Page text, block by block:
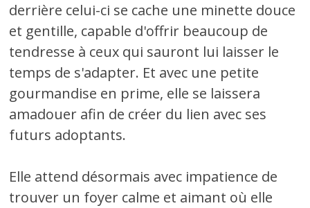
derrière celui-ci se cache une minette douce
et gentille, capable d'offrir beaucoup de
tendresse à ceux qui sauront lui laisser le
temps de s'adapter. Et avec une petite
gourmandise en prime, elle se laissera
amadouer afin de créer du lien avec ses
futurs adoptants.
Elle attend désormais avec impatience de
trouver un foyer calme et aimant où elle